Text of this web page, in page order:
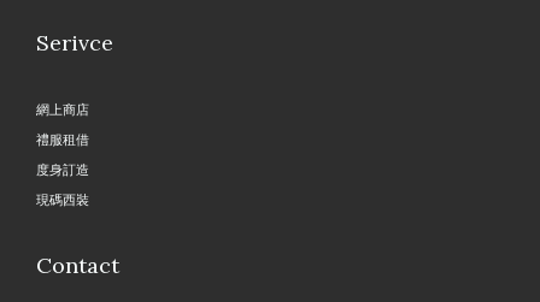
Serivce
網上商店
禮服租借
度身訂造
現碼西裝
Contact